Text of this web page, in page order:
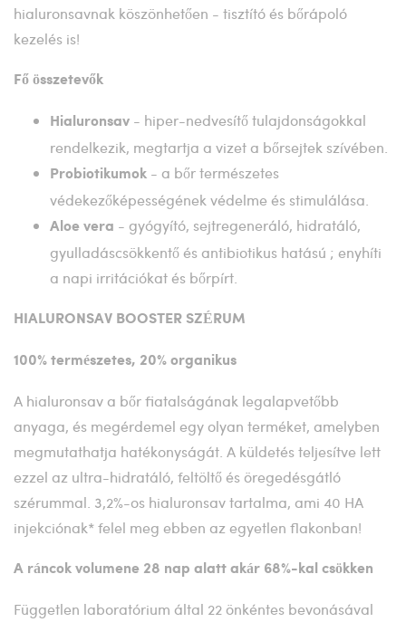
hialuronsavnak köszönhetően - tisztító és bőrápoló
kezelés is!
Fő összetevők
Hialuronsav - hiper-nedvesítő tulajdonságokkal
rendelkezik, megtartja a vizet a bőrsejtek szívében.
Probiotikumok - a bőr természetes
védekezőképességének védelme és stimulálása.
Aloe vera - gyógyító, sejtregeneráló, hidratáló,
gyulladáscsökkentő és antibiotikus hatású ; enyhíti
a napi irritációkat és bőrpírt.
HIALURONSAV BOOSTER SZÉRUM
100% természetes, 20% organikus
A hialuronsav a bőr fiatalságának legalapvetőbb
anyaga, és megérdemel egy olyan terméket, amelyben
megmutathatja hatékonyságát. A küldetés teljesítve lett
ezzel az ultra-hidratáló, feltöltő és öregedésgátló
szérummal. 3,2%-os hialuronsav tartalma, ami 40 HA
injekciónak* felel meg ebben az egyetlen flakonban!
A ráncok volumene 28 nap alatt akár 68%-kal csökken
Független laboratórium által 22 önkéntes bevonásával